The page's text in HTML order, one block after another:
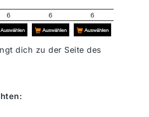
dich zu der Seite des